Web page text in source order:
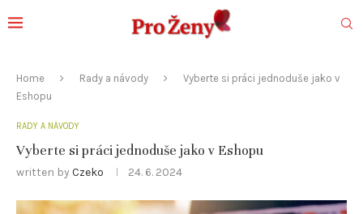
Home Rady a návody
Vyberte si práci jednoduše jako v
Eshopu
RADY A NÁVODY
Vyberte si práci jednoduše jako v Eshopu
written by Czeko 24. 6. 2024